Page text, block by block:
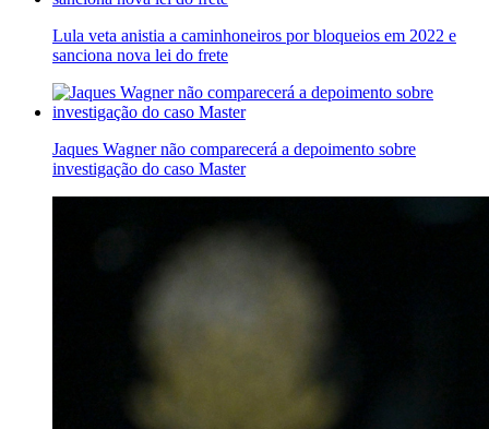
Lula veta anistia a caminhoneiros por bloqueios em 2022 e
sanciona nova lei do frete
Jaques Wagner não comparecerá a depoimento sobre
investigação do caso Master